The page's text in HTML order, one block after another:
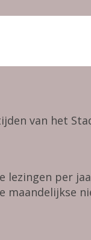
van het
lezingen per
maandelijkse